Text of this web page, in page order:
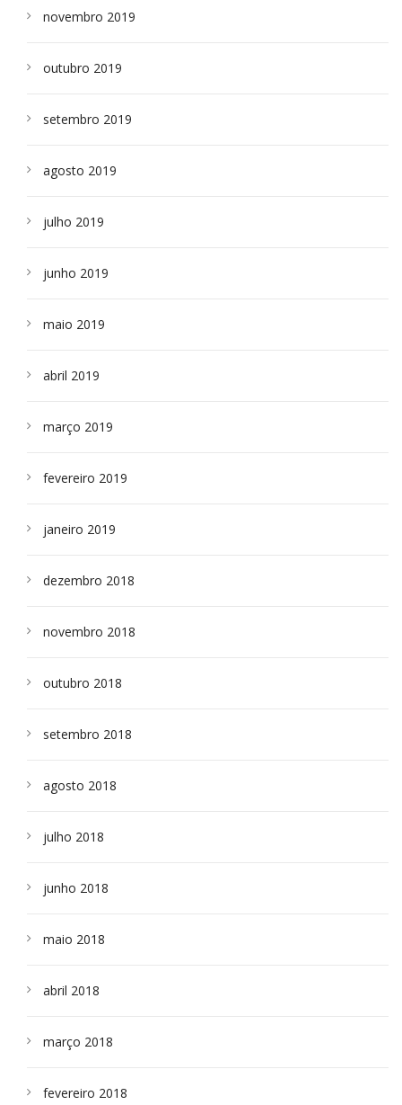
novembro 2019
outubro 2019
setembro 2019
agosto 2019
julho 2019
junho 2019
maio 2019
abril 2019
março 2019
fevereiro 2019
janeiro 2019
dezembro 2018
novembro 2018
outubro 2018
setembro 2018
agosto 2018
julho 2018
junho 2018
maio 2018
abril 2018
março 2018
fevereiro 2018